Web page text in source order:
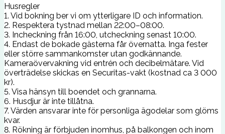
Husregler
1. Vid bokning ber vi om ytterligare ID och information.
2. Respektera tystnad mellan 22:00–08:00.
3. Incheckning från 16:00, utcheckning senast 10:00.
4. Endast de bokade gästerna får övernatta. Inga fester
eller större sammankomster utan godkännande.
Kameraövervakning vid entrén och decibelmätare. Vid
överträdelse skickas en Securitas-vakt (kostnad ca 3 000
kr).
5. Visa hänsyn till boendet och grannarna.
6. Husdjur är inte tillåtna.
7. Värden ansvarar inte för personliga ägodelar som glöms
kvar.
8. Rökning är förbjuden inomhus, på balkongen och inom